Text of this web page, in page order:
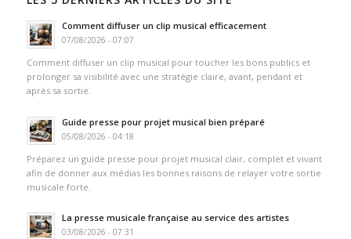
Comment diffuser un clip musical efficacement
07/08/2026 - 07:07
Comment diffuser un clip musical pour toucher les bons publics et
prolonger sa visibilité avec une stratégie claire, avant, pendant et
après sa sortie.
Guide presse pour projet musical bien préparé
05/08/2026 - 04:18
Préparez un guide presse pour projet musical clair, complet et vivant
afin de donner aux médias les bonnes raisons de relayer votre sortie
musicale forte.
La presse musicale française au service des artistes
03/08/2026 - 07:31